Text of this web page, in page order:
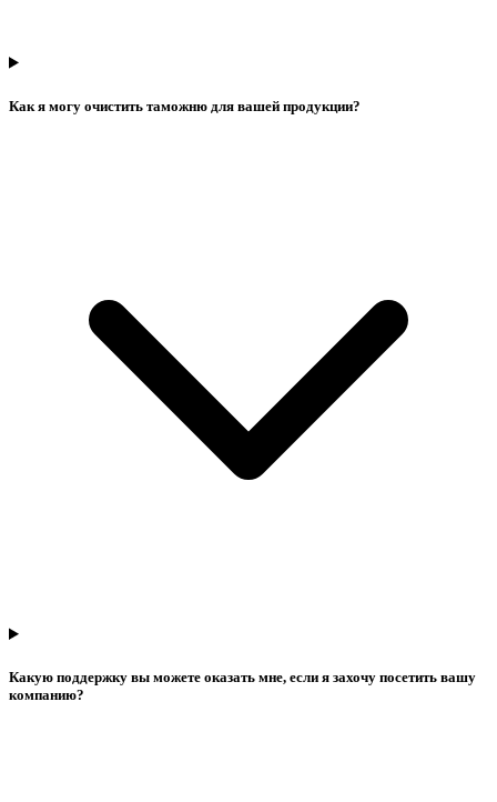
Как я могу очистить таможню для вашей продукции?
Какую поддержку вы можете оказать мне, если я захочу посетить вашу
компанию?